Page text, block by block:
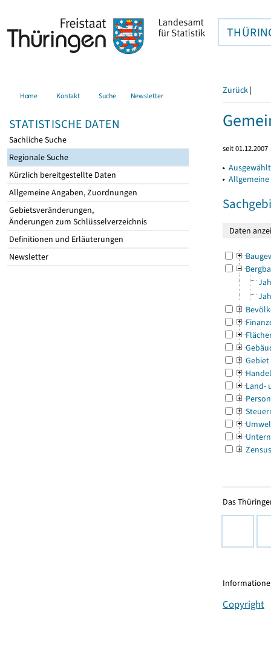
Home Kontakt Suche Newsletter
STATISTISCHE DATEN
Sachliche Suche
Regionale Suche
Kürzlich bereitgestellte Daten
Allgemeine Angaben, Zuordnungen
Gebietsveränderungen,
Änderungen zum Schlüsselverzeichnis
Definitionen und Erläuterungen
Newsletter
Zurück |
seit 01.12.2007
▸
▸
Gebiet
Land-
Zensus
Das
Copyright